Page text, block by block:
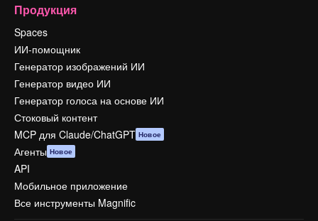
Продукция
Spaces
ИИ-помощник
Генератор изображений ИИ
Генератор видео ИИ
Генератор голоса на основе ИИ
Стоковый контент
MCP для Claude/ChatGPT Новое
Агенты Новое
API
Мобильное приложение
Все инструменты Magnific